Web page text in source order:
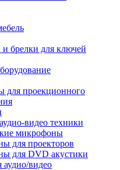
брелки для ключей
для проекционного
видео техники
микрофоны
для проекторов
для DVD акустики
аудио/видео